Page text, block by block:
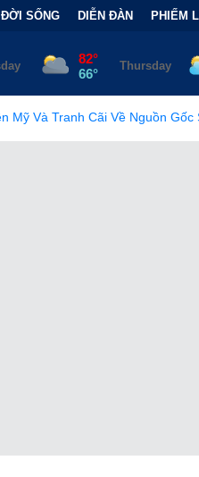
ĐỜI SỐNG DIỄN ĐÀN PHIẾM
Gốc SARS-CoV-2 Từ Phòng